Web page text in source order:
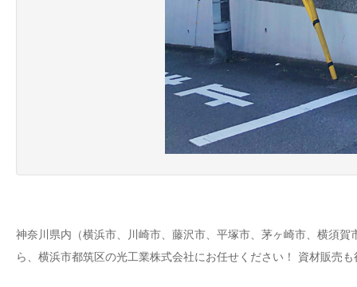
神奈川県内（横浜市、川崎市、藤沢市、平塚市、茅ヶ崎市、横須
ら、横浜市都筑区の光工業株式会社にお任せください！ 資材販売